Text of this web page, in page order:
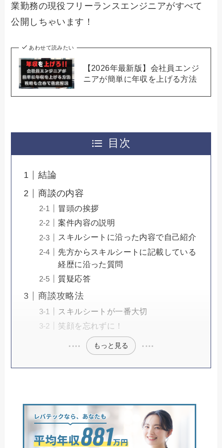
業勤務の現役フリーランスエンジニアがすべて
公開しちゃいます！
あわせて読みたい
【2026年最新版】会社員エンジ
ニアが簡単に年収を上げる方法
目次
結論
商談の内容
冒頭の挨拶
案件内容の説明
スキルシートに沿った内容で自己紹介
先方からスキルシートに記載している
経歴に沿った質問
質疑応答
商談攻略法
スキルシートが一番大切
笑顔を忘れずに！
もっと見る